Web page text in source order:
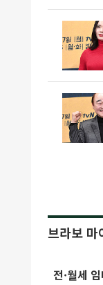
브라보 마
전·월세